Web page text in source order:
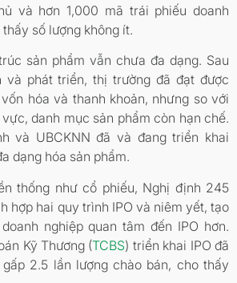
và hơn 1,000 mã trái phiếu doanh
số lượng không ít.
sản phẩm vẫn chưa đa dạng. Sau
và phát triển, thị trường đã đạt được
hóa và thanh khoản, nhưng so với
danh mục sản phẩm còn hạn chế.
và UBCKNN đã và đang triển khai
dạng hóa sản phẩm.
thống như cổ phiếu, Nghị định 245
hợp hai quy trình IPO và niêm yết, tạo
nghiệp quan tâm đến IPO hơn.
Kỹ Thương (TCBS) triển khai IPO đã
2.5 lần lượng chào bán, cho thấy